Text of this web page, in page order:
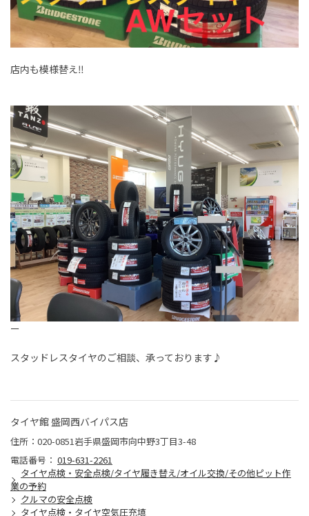
店内も模様替え‼️
ー
スタッドレスタイヤのご相談、承っております♪
タイヤ館 盛岡西バイパス店
住所：020-0851岩手県盛岡市向中野3丁目3-48
電話番号： 019-631-2261
タイヤ点検・安全点検/タイヤ履き替え/オイル交換/その他ピット作
業の予約
クルマの安全点検
タイヤ点検・タイヤ空気圧充填